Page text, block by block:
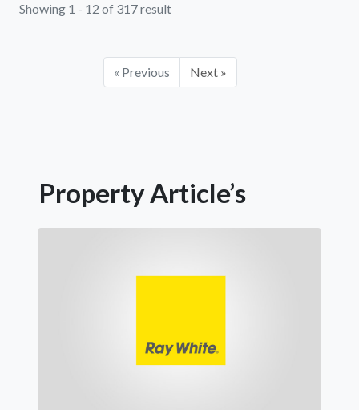
Showing 1 - 12 of 317 result
« Previous Next »
Property Article’s